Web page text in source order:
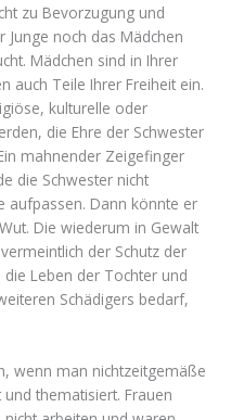
zu Bevorzugung und
Junge noch das Mädchen
Mädchen sind in Ihrer
auch Teile Ihrer Freiheit ein.
kulturelle oder
die Ehre der Schwester
mahnender Zeigefinger
die Schwester nicht
aufpassen. Dann könnte er
Die wiederum in Gewalt
der Schutz der
Leben der Tochter und
Schädigers bedarf,
wenn man nichtzeitgemäße
thematisiert. Frauen